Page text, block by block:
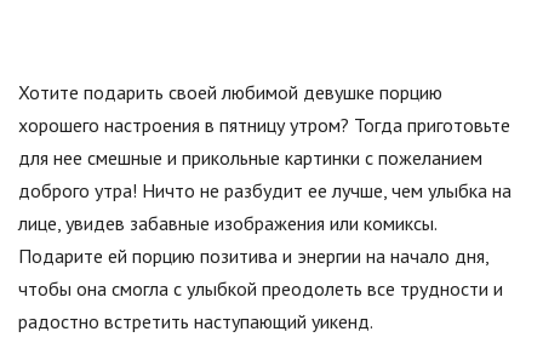
Хотите подарить своей любимой девушке порцию
хорошего настроения в пятницу утром? Тогда приготовьте
для нее смешные и прикольные картинки с пожеланием
доброго утра! Ничто не разбудит ее лучше, чем улыбка на
лице, увидев забавные изображения или комиксы.
Подарите ей порцию позитива и энергии на начало дня,
чтобы она смогла с улыбкой преодолеть все трудности и
радостно встретить наступающий уикенд.